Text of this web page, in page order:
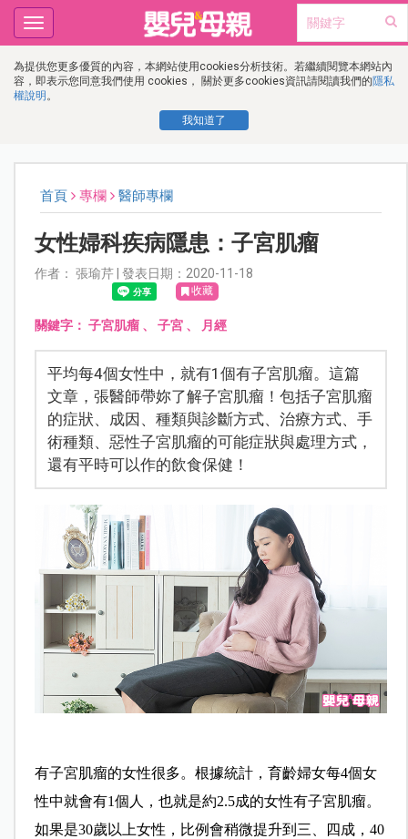
為提供您更多優質的內容，本網站使用cookies分析技術。若繼續閱覽本網站內
容，即表示您同意我們使用 cookies， 關於更多cookies資訊請閱讀我們的隱私
權說明 。
我知道了
Toggle
navigation
首頁 專欄 醫師專欄
女性婦科疾病隱患：子宮肌瘤
作者： 張瑜芹 | 發表日期：2020-11-18
收藏
關鍵字： 子宮肌瘤、 子宮、 月經
平均每4個女性中，就有1個有子宮肌瘤。這篇
文章，張醫師帶妳了解子宮肌瘤！包括子宮肌瘤
的症狀、成因、種類與診斷方式、治療方式、手
術種類、惡性子宮肌瘤的可能症狀與處理方式，
還有平時可以作的飲食保健！
有子宮肌瘤的女性很多。根據統計，育齡婦女每4個女
性中就會有1個人，也就是約2.5成的女性有子宮肌瘤。
如果是30歲以上女性，比例會稍微提升到三、四成，40